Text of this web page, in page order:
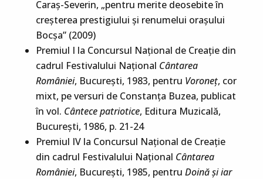
Caraş-Severin, „pentru merite deosebite în
creşterea prestigiului şi renumelui oraşului
Bocşa” (2009)
Premiul I la Concursul Naţional de Creaţie din
cadrul Festivalului Naţional Cântarea
României, Bucureşti, 1983, pentru Voroneţ, cor
mixt, pe versuri de Constanţa Buzea, publicat
în vol. Cântece patriotice, Editura Muzicală,
Bucureşti, 1986, p. 21-24
Premiul IV la Concursul Naţional de Creaţie
din cadrul Festivalului Naţional Cântarea
României, Bucureşti, 1985, pentru Doină şi iar